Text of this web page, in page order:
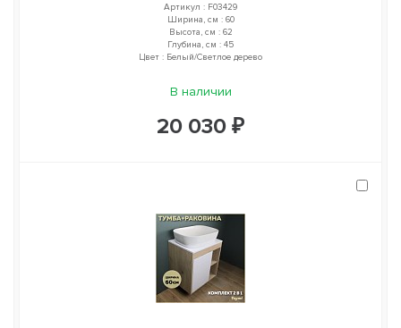
Артикул : F03429
Ширина, см : 60
Высота, см : 62
Глубина, см : 45
Цвет : Белый/Светлое дерево
В наличии
20 030 ₽